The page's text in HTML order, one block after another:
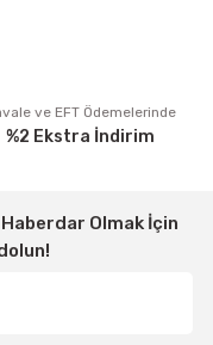
ve EFT Ödemelerinde
%2 Ekstra İndirim
Olmak İçin